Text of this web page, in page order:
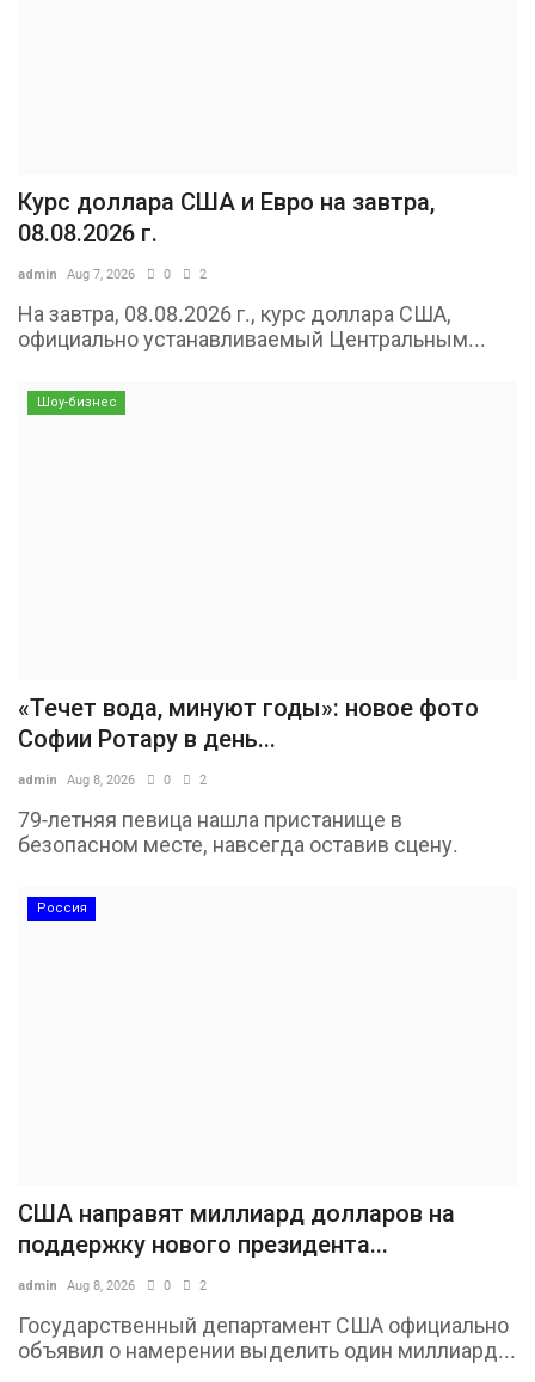
Курс доллара США и Евро на завтра,
08.08.2026 г.
admin Aug 7, 2026 0 2
На завтра, 08.08.2026 г., курс доллара США,
официально устанавливаемый Центральным...
Шоу-бизнес
«Течет вода, минуют годы»: новое фото
Софии Ротару в день...
admin Aug 8, 2026 0 2
79-летняя певица нашла пристанище в
безопасном месте, навсегда оставив сцену.
Россия
США направят миллиард долларов на
поддержку нового президента...
admin Aug 8, 2026 0 2
Государственный департамент США официально
объявил о намерении выделить один миллиард...